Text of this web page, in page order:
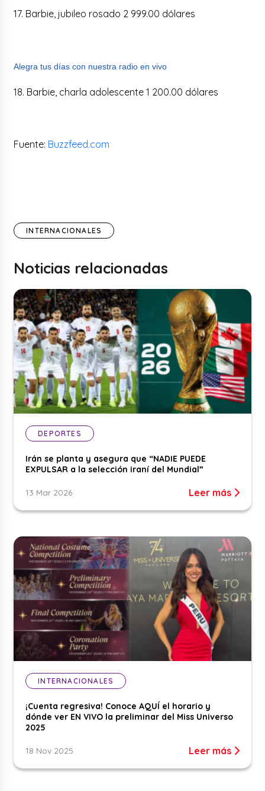
17. Barbie, jubileo rosado 2 999.00 dólares
Alegra tus días con nuestra radio en vivo
18. Barbie, charla adolescente 1 200.00 dólares
Fuente: Buzzfeed.com
INTERNACIONALES
Noticias relacionadas
DEPORTES
Irán se planta y asegura que “NADIE PUEDE
EXPULSAR a la selección iraní del Mundial”
13 Mar 2026 Leer más
INTERNACIONALES
¡Cuenta regresiva! Conoce AQUÍ el horario y
dónde ver EN VIVO la preliminar del Miss Universo
2025
18 Nov 2025 Leer más